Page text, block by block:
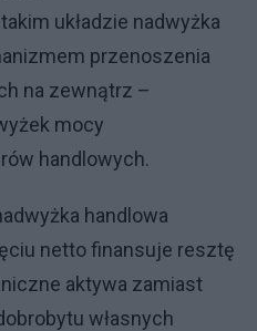
układzie nadwyżka
przenoszenia
na zewnątrz –
mocy
handlowych.
handlowa
netto finansuje resztę
aktywa zamiast
własnych